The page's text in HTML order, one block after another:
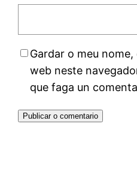
Gardar o meu
web neste
que faga un